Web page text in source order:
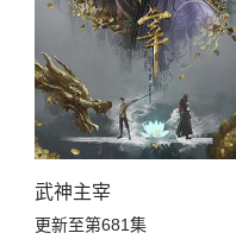
武神主宰
更新至第681集